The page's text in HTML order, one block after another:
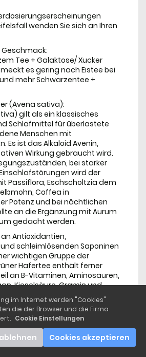
wenden Sie sich an Ihren
Tee + Galaktose/ Xucker
es gering nach Eistee bei
mehr Schwarzentee +
(Avena sativa):
gilt als ein klassisches
Schlafmittel für überlastete
Menschen mit
Es ist das Alkaloid Avenin,
Wirkung gebraucht wird.
bei starker
wird der
Passiflora, Eschscholtzia dem
Coffea in
Potenz und bei nächtlichen
an die Ergänzung mit Aurum
gedacht werden.
Antioxidantien,
schleimlösenden Saponinen
wichtigen Gruppe der
Hafertee enthält ferner
an B-Vitaminen, Aminosäuren,
Kieselsäure, Gramin und
einem plötzlichen Anstieg der
im Blut
auf die Galle und Leber
und Naturärzten, aber noch
Studien untersucht. In der
im Internet werden "Cookies"
die der Browser und die Firma
Cookie Einstellungen
Cookies akzeptieren